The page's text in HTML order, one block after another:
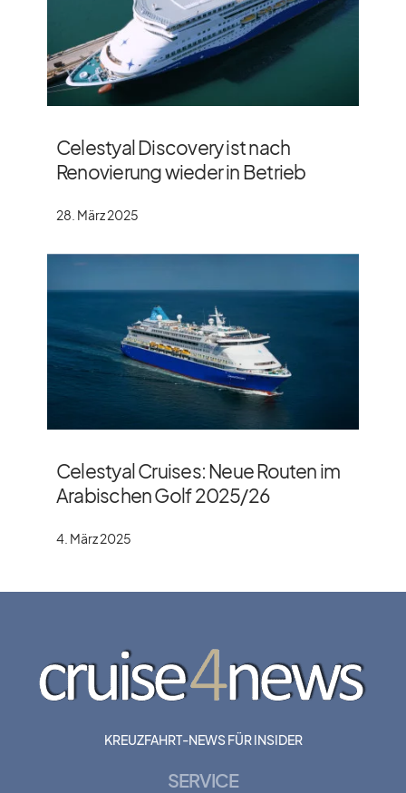
Celestyal Discovery ist nach
Renovierung wieder in Betrieb
28. März 2025
Celestyal Cruises: Neue Routen im
Arabischen Golf 2025/​26
4. März 2025
KREUZFAHRT-NEWS FÜR INSIDER
SERVICE